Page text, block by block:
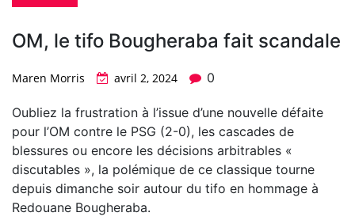
OM, le tifo Bougheraba fait scandale
Maren Morris avril 2, 2024 0
Oubliez la frustration à l’issue d’une nouvelle défaite
pour l’OM contre le PSG (2-0), les cascades de
blessures ou encore les décisions arbitrables «
discutables », la polémique de ce classique tourne
depuis dimanche soir autour du tifo en hommage à
Redouane Bougheraba.